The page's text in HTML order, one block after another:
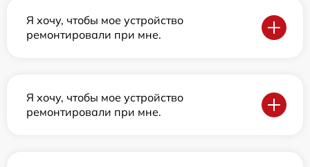
Я хочу, чтобы мое устройство
ремонтировали при мне.
Я хочу, чтобы мое устройство
ремонтировали при мне.